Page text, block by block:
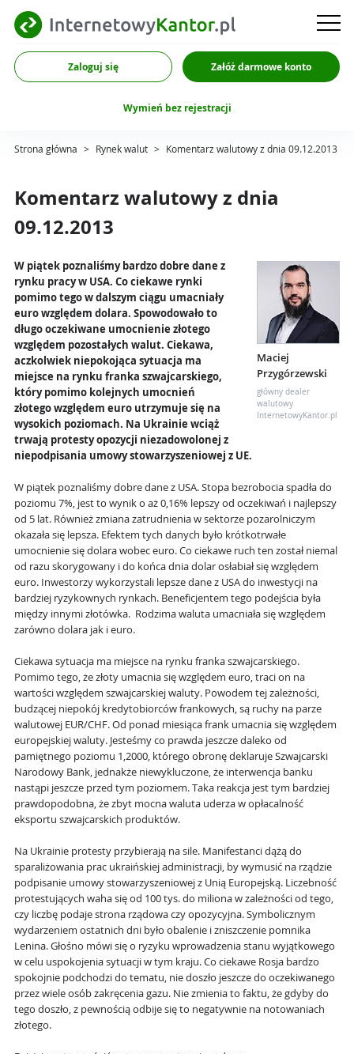
Zaloguj się Załóż darmowe konto
Wymień bez rejestracji
Strona główna > Rynek walut > Komentarz walutowy z dnia 09.12.2013
Komentarz walutowy z dnia
09.12.2013
Maciej
Przygórzewski
główny dealer
walutowy
InternetowyKantor.pl
W piątek poznaliśmy bardzo dobre dane z
rynku pracy w USA. Co ciekawe rynki
pomimo tego w dalszym ciągu umacniały
euro względem dolara. Spowodowało to
długo oczekiwane umocnienie złotego
względem pozostałych walut. Ciekawa,
aczkolwiek niepokojąca sytuacja ma
miejsce na rynku franka szwajcarskiego,
który pomimo kolejnych umocnień
złotego względem euro utrzymuje się na
wysokich poziomach. Na Ukrainie wciąż
trwają protesty opozycji niezadowolonej z
niepodpisania umowy stowarzyszeniowej z UE.
W piątek poznaliśmy dobre dane z USA. Stopa bezrobocia spadła do
poziomu 7%, jest to wynik o aż 0,16% lepszy od oczekiwań i najlepszy
od 5 lat. Również zmiana zatrudnienia w sektorze pozarolniczym
okazała się lepsza. Efektem tych danych było krótkotrwałe
umocnienie się dolara wobec euro. Co ciekawe ruch ten został niemal
od razu skorygowany i do końca dnia dolar osłabiał się względem
euro. Inwestorzy wykorzystali lepsze dane z USA do inwestycji na
bardziej ryzykownych rynkach. Beneficjentem tego podejścia była
między innymi złotówka. Rodzima waluta umacniała się względem
zarówno dolara jak i euro.
Ciekawa sytuacja ma miejsce na rynku franka szwajcarskiego.
Pomimo tego, że złoty umacnia się względem euro, traci on na
wartości względem szwajcarskiej waluty. Powodem tej zależności,
budzącej niepokój kredytobiorców frankowych, są ruchy na parze
walutowej EUR/CHF. Od ponad miesiąca frank umacnia się względem
europejskiej waluty. Jesteśmy co prawda jeszcze daleko od
pamiętnego poziomu 1,2000, którego obronę deklaruje Szwajcarski
Narodowy Bank, jednakże niewykluczone, że interwencja banku
nastąpi jeszcze przed tym poziomem. Taka reakcja jest tym bardziej
prawdopodobna, że zbyt mocna waluta uderza w opłacalność
eksportu szwajcarskich produktów.
Na Ukrainie protesty przybierają na sile. Manifestanci dążą do
sparaliżowania prac ukraińskiej administracji, by wymusić na rządzie
podpisanie umowy stowarzyszeniowej z Unią Europejską. Liczebność
protestujących waha się od 100 tys. do miliona w zależności od tego,
czy liczbę podaje strona rządowa czy opozycyjna. Symbolicznym
wydarzeniem ostatnich dni było obalenie i zniszczenie pomnika
Lenina. Głośno mówi się o ryzyku wprowadzenia stanu wyjątkowego
w celu uspokojenia sytuacji w tym kraju. Co ciekawe Rosja bardzo
spokojnie podchodzi do tematu, nie doszło jeszcze do oczekiwanego
przez wiele osób zakręcenia gazu. Nie zmienia to faktu, że gdyby do
tego doszło, z pewnością odbije się to negatywnie na notowaniach
złotego.